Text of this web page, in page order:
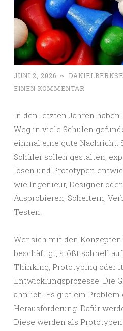
JUNI 2, 2026 ~
EINEN KOMMENTAR
In den letzten Jahren haben
Weg in viele Schulen
einmal eine gute Nachricht.
Schüler sollen gestalten,
lösen und Prototypen
wie Ingenieur, Designer
Ausprobieren, Scheitern,
Testen.
Wer sich mit den
beschäftigt, stößt schnell
Thinking, Prototyping oder
Entwicklungsprozesse. Die
ähnlich: Es gibt ein Problem
Herausforderung. Dafür
Diese werden als